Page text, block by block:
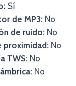
Sí
de MP3: No
de ruido: No
proximidad: No
TWS: No
No